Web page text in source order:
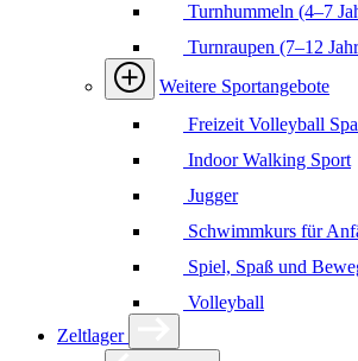
Turnhummeln (4–7
Turnraupen (7–12
Weitere Sportangebote
Freizeit Volleyball
Indoor Walking Sport
Jugger
Schwimmkurs für
Spiel, Spaß und
Volleyball
Zeltlager